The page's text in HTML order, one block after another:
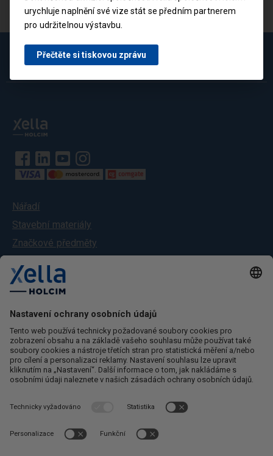
urychluje naplnění své vize stát se předním partnerem
pro udržitelnou výstavbu.
Přečtěte si tiskovou zprávu
Nářadí
Stavební materiály
Značkové předměty
O nás
Kontakt
Ochrana osobních údajů
Obchodní podmínky
Reklamační řád
Odstoupení od smlouvy
Kontaktujte nás
Zákaznický servis